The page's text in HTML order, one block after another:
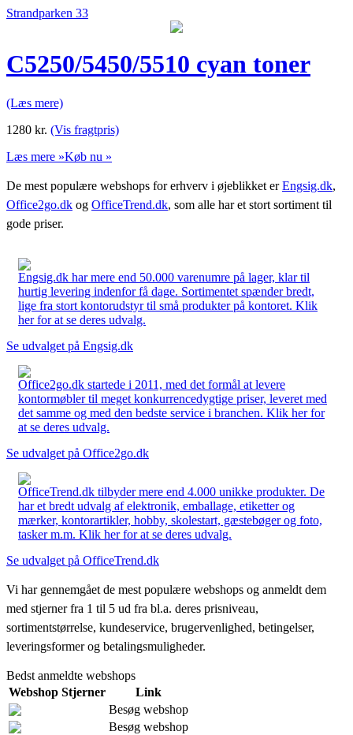
Strandparken 33
C5250/5450/5510 cyan toner
(Læs mere)
1280 kr. (Vis fragtpris)
Læs mere »Køb nu »
De mest populære webshops for erhverv i øjeblikket erEngsig.dk,
Office2go.dk og OfficeTrend.dk, som alle har et stort sortiment til
gode priser.
Engsig.dk har mere end 50.000 varenumre på lager, klar til
hurtig levering indenfor få dage. Sortimentet spænder bredt,
lige fra stort kontorudstyr til små produkter på kontoret. Klik
her for at se deres udvalg.
Se udvalget på Engsig.dk
Office2go.dk startede i 2011, med det formål at levere
kontormøbler til meget konkurrencedygtige priser, leveret med
det samme og med den bedste service i branchen. Klik her for
at se deres udvalg.
Se udvalget på Office2go.dk
OfficeTrend.dk tilbyder mere end 4.000 unikke produkter. De
har et bredt udvalg af elektronik, emballage, etiketter og
mærker, kontorartikler, hobby, skolestart, gæstebøger og foto,
tasker m.m. Klik her for at se deres udvalg.
Se udvalget på OfficeTrend.dk
Vi har gennemgået de mest populære webshops og anmeldt dem
med stjerner fra 1 til 5 ud fra bl.a. deres prisniveau,
sortimentstørrelse, kundeservice, brugervenlighed, betingelser,
leveringsformer og betalingsmuligheder.
Bedst anmeldte webshops
Webshop Stjerner
Link
Besøg webshop
Besøg webshop